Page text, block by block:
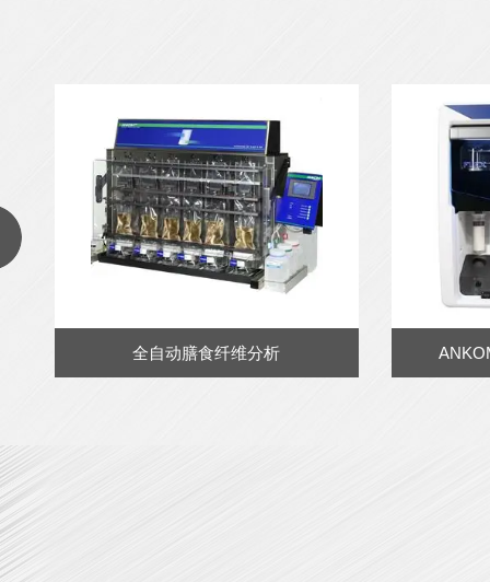
ANKOM脂溶性维生素提取仪